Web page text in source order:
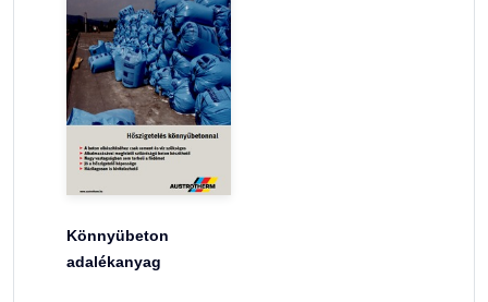
Könnyübeton
adalékanyag